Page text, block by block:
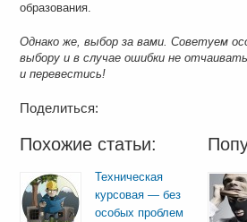
образования.
Однако же, выбор за вами. Советуем
выбору и в случае ошибки не
и перевестись!
Поделиться:
Похожие статьи:
Техническая
курсовая — без
особых проблем